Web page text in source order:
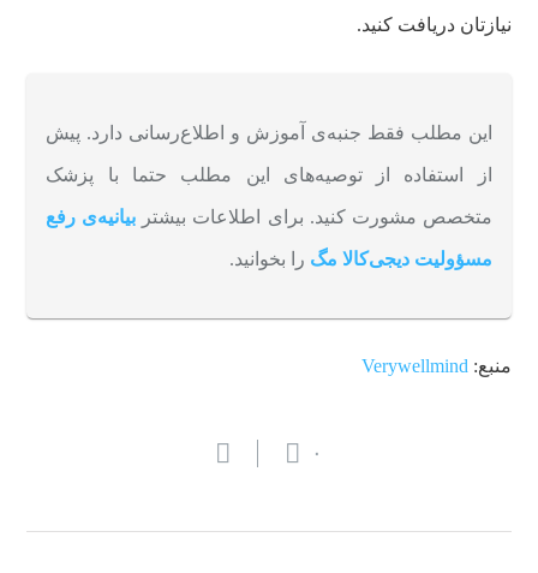
نیازتان دریافت کنید.
این مطلب فقط جنبه‌ی آموزش و اطلاع‌رسانی دارد. پیش
از استفاده از توصیه‌های این مطلب حتما با پزشک
متخصص مشورت کنید. برای اطلاعات بیشتر بیانیه‌ی رفع
مسؤولیت دیجی‌کالا مگ را بخوانید.
منبع: Verywellmind
۰